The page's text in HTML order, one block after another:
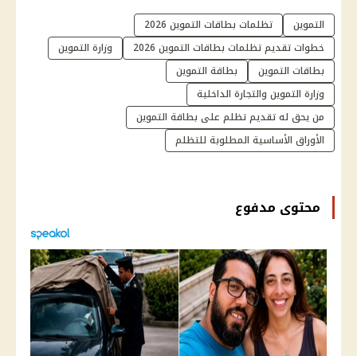
التموين
تظلمات بطاقات التموين 2026
خطوات تقديم تظلمات بطاقات التموين 2026
وزارة التموين
بطاقات التموين
بطاقة التموين
وزارة التموين والتجارة الداخلية
من يحق له تقديم تظلم على بطاقة التموين
الأوراق الأساسية المطلوبة للتظلم
محتوى مدفوع